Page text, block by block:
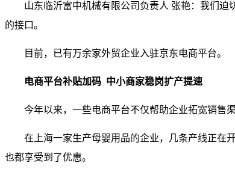
山东临沂富中机械有限公司负责人 张艳：我们
的接口。
目前，已有万余家外贸企业入驻京东电商平台。
电商平台补贴加码 中小商家稳岗扩产提速
今年以来，一些电商平台不仅帮助企业拓宽销售
在上海一家生产母婴用品的企业，几条产线正在
也都享受到了优惠。